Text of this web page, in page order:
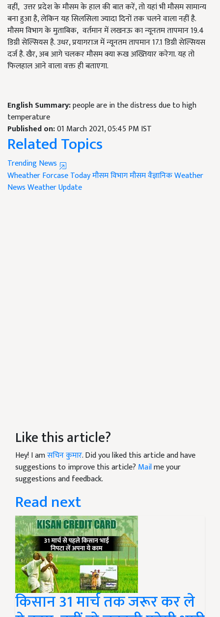
वहीं, उत्तर प्रदेश के मौसम के हाल की बात करें, तो यहां भी मौसम सामान्य
बना हुआ है, लेकिन यह सिलसिला ज्यादा दिनों तक चलने वाला नहीं है.
मौसम विभाग के मुताबिक, वर्तमान में लखनऊ का न्यूनतम तापमान 19.4
डिग्री सेल्सियस है. उधर, प्रयागराज में न्यूनतम तापमान 17.1 डिग्री सेल्सियस
दर्ज है. खैर, अब आगे चलकर मौसम क्या रूख अख्तियार करेगा. यह तो
फिलहाल आने वाला वक्त ही बताएगा.
English Summary:people are in the distress due to high
temperature
Published on:01 March 2021, 05:45 PM IST
Related Topics
Trending News
Wheather Forcase Todayमौसम विभागमौसम वैज्ञानिकWeather
NewsWeather Update
Like this article?
Hey! I amसचिन कुमार. Did you liked this article and have
suggestions to improve this article? Mailme your
suggestions and feedback.
Read next
किसान 31 मार्च तक जरूर कर ले